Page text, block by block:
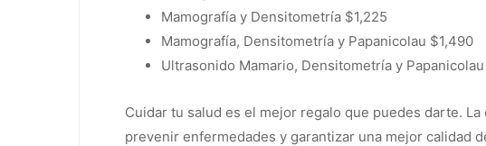
Mamografía y Densitometría $1,225
Mamografía, Densitometría y Papanicolau $1,490
Ultrasonido Mamario, Densitometría y
Cuidar tu salud es el mejor regalo que puedes darte.
prevenir enfermedades y garantizar una mejor calidad